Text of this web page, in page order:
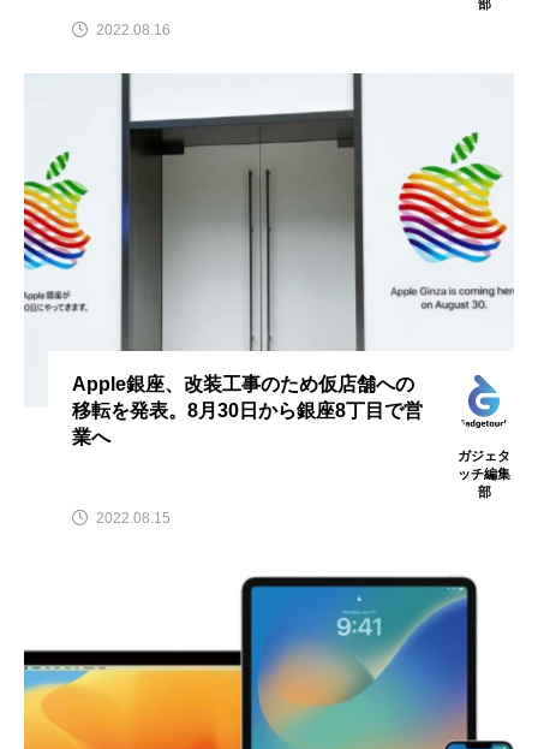
部
2022.08.16
Apple銀座、改装工事のため仮店舗への
移転を発表。8月30日から銀座8丁目で営
業へ
ガジェタ
ッチ編集
部
2022.08.15